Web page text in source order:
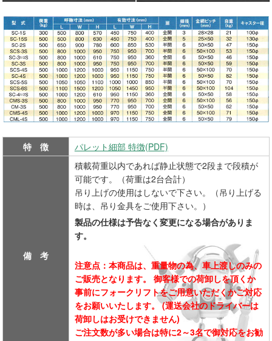
特 徴 パレット細部 特徴(PDF)
備 考
積載荷重以内であれば静止状態で2段まで段積が
可能です。（荷重は2台合計）
吊り上げの使用はしないで下さい。（吊り上げる
時は、吊り金具をご使用下さい。）
製品の仕様は予告なく変更になる場合がありま
す。
注意点：本商品は、重量物の為、車上渡しのみの
ご販売となります。 御客様での荷卸しを頂くか
事前にフォークリフトをご用意いただくかご対応
をお願いいたします。 (運送会社のドライバーは
荷卸しはお受けできません)
ご注文数が多い場合は特に2～3名で御対応をお勧